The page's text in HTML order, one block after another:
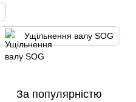
Ущільнення валу SOG
За популярністю